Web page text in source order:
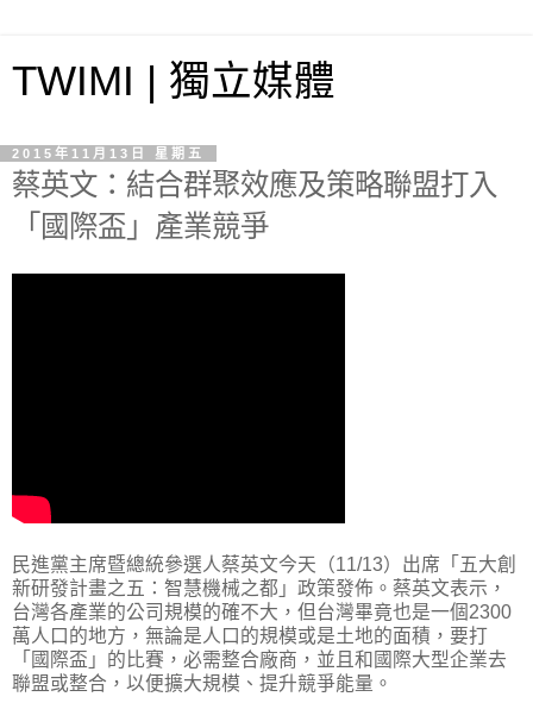
TWIMI | 獨立媒體
2015年11月13日 星期五
蔡英文：結合群聚效應及策略聯盟打入
「國際盃」產業競爭
民進黨主席暨總統參選人蔡英文今天（11/13）出席「五大創
新研發計畫之五：智慧機械之都」政策發佈。蔡英文表示，
台灣各產業的公司規模的確不大，但台灣畢竟也是一個2300
萬人口的地方，無論是人口的規模或是土地的面積，要打
「國際盃」的比賽，必需整合廠商，並且和國際大型企業去
聯盟或整合，以便擴大規模、提升競爭能量。